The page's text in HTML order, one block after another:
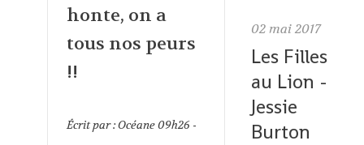
honte, on a
tous nos peurs
!!
Écrit par :Océane09h26-
02 mai 2017
Les Filles
au Lion -
Jessie
Burton